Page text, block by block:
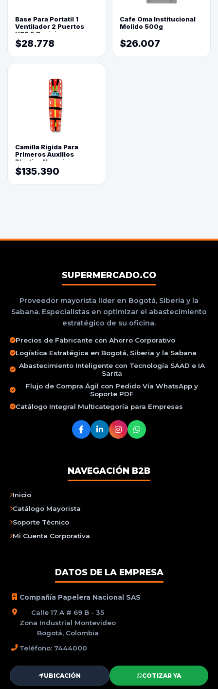
Base Para Portatil 1
Ventilador 2 Puertos
USB 5 Posiciones
$28.778
Cafe Oma Institucional
Molido 500g
$26.007
Camilla Rigida Para
Primeros Auxilios
Plastica Naranja
$135.390
SUPERMERCADO.CO
Proveedor mayorista líder en Bogotá, Siberia y la
Sabana. Especialistas en optimizar el abastecimiento
estratégico de su oficina.
Precios de Fabricante con Ahorro Corporativo
Logística Estratégica en Bogotá, Siberia y la Sabana
Abastecimiento Inteligente con Tecnología SAAD e IA
Sarita
Flujo de Compra Ágil con Pedido Vía WhatsApp y
Soporte PDF
Catálogo Integral Multicategoría para Empresas
NAVEGACIÓN B2B
Inicio
Catálogo Mayorista
Soporte Técnico
Mi Cuenta Corporativa
DATOS DE LA EMPRESA
Compañía Papelera Nacional SAS
Calle 17 A # 69 B - 35
Zona Industrial Montevideo
Bogotá, Colombia
Teléfono: 7444000
UBICACIÓN COTIZAR YA